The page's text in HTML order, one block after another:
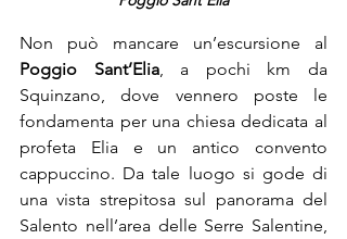
Poggio Sant’Elia, a pochi km da
Squinzano, dove vennero poste le
fondamenta per una chiesa dedicata al
profeta Elia e un antico convento
cappuccino. Da tale luogo si gode di
una vista strepitosa sul panorama del
Salento nell’area delle Serre Salentine,